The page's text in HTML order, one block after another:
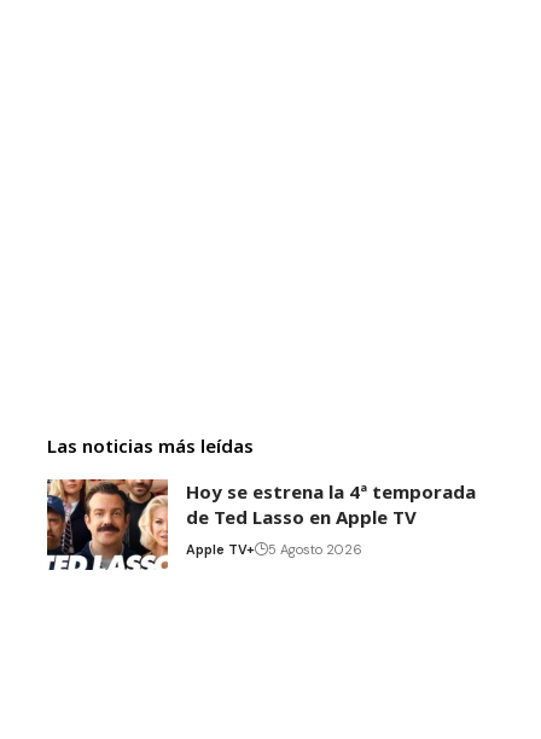
Las noticias más leídas
Hoy se estrena la 4ª temporada
de Ted Lasso en Apple TV
Apple TV+ 5 Agosto 2026